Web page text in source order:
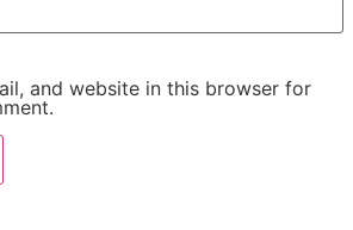
and website in this browser for